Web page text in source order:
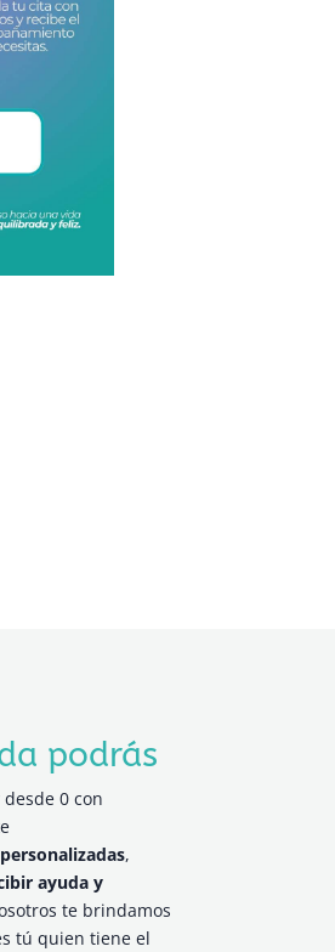
podrás
0 con
,
ayuda y
te brindamos
tú quien tiene el